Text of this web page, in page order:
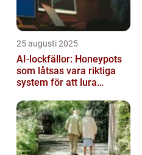
25 augusti 2025
AI-lockfällor: Honeypots
som låtsas vara riktiga
system för att lura